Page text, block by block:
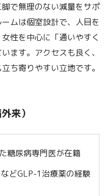
で無理のない減量をサポ
ムは個室設計で、人目を
性を中心に「通いやすく
ます。アクセスも良く、
ち寄りやすい立地です。
来）
糖尿病専門医が在籍
どGLP-1治療薬の経験